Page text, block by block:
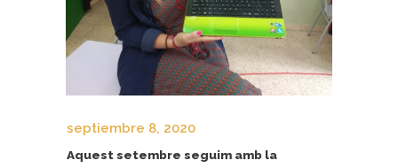
septiembre 8, 2020
Aquest setembre seguim amb la